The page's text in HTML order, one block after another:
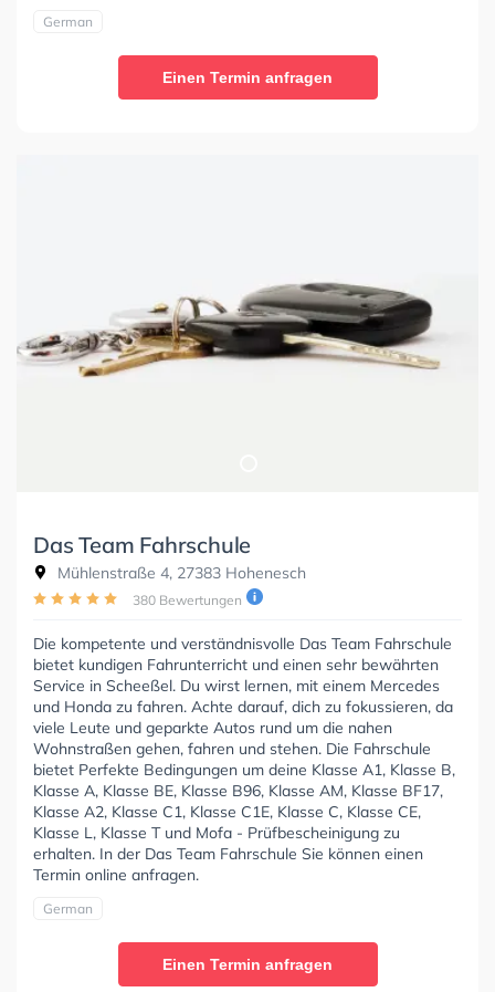
German
Einen Termin anfragen
Das Team Fahrschule
Mühlenstraße 4, 27383 Hohenesch
380 Bewertungen
Die kompetente und verständnisvolle Das Team Fahrschule
bietet kundigen Fahrunterricht und einen sehr bewährten
Service in Scheeßel. Du wirst lernen, mit einem Mercedes
und Honda zu fahren. Achte darauf, dich zu fokussieren, da
viele Leute und geparkte Autos rund um die nahen
Wohnstraßen gehen, fahren und stehen. Die Fahrschule
bietet Perfekte Bedingungen um deine Klasse A1, Klasse B,
Klasse A, Klasse BE, Klasse B96, Klasse AM, Klasse BF17,
Klasse A2, Klasse C1, Klasse C1E, Klasse C, Klasse CE,
Klasse L, Klasse T und Mofa - Prüfbescheinigung zu
erhalten. In der Das Team Fahrschule Sie können einen
Termin online anfragen.
German
Einen Termin anfragen